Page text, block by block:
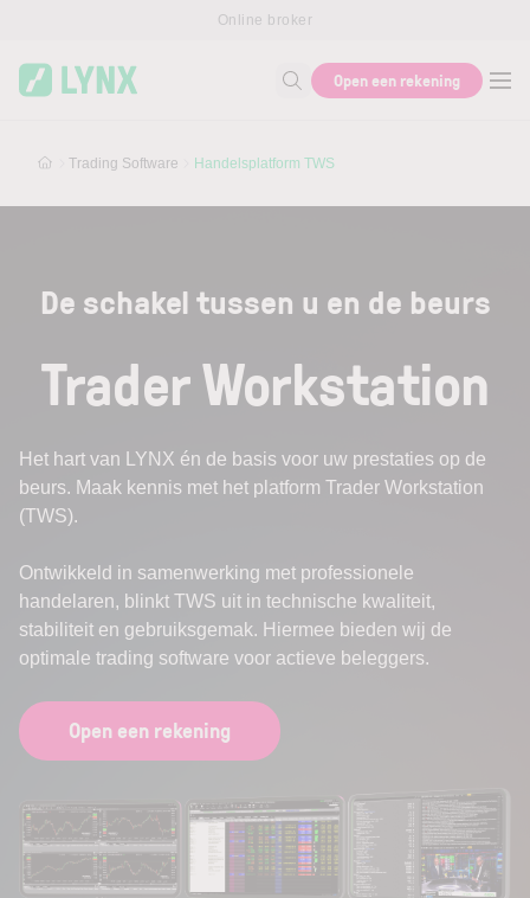
Online broker
Zoek naar informatie
Open een rekening
Trading Software Handelsplatform TWS
De schakel tussen u en de beurs
Trader Workstation
Het hart van LYNX én de basis voor uw prestaties op de
beurs. Maak kennis met het platform Trader Workstation
(TWS).
Ontwikkeld in samenwerking met professionele
handelaren, blinkt TWS uit in technische kwaliteit,
stabiliteit en gebruiksgemak. Hiermee bieden wij de
optimale trading software voor actieve beleggers.
Open een rekening